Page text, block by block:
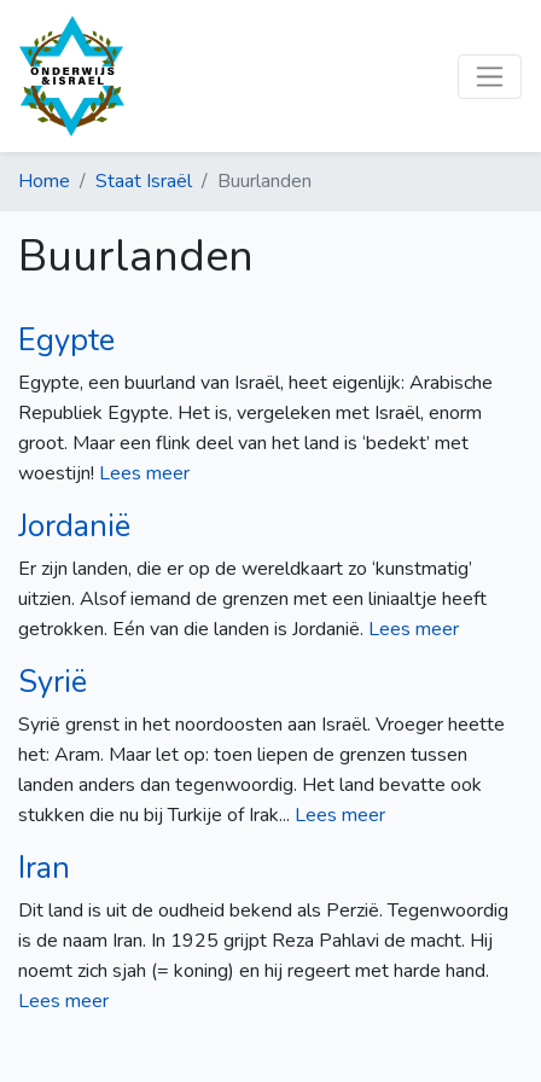
Home Staat Israël Buurlanden
Buurlanden
Egypte
Egypte, een buurland van Israël, heet eigenlijk: Arabische
Republiek Egypte. Het is, vergeleken met Israël, enorm
groot. Maar een flink deel van het land is ‘bedekt’ met
woestijn! Lees meer
Jordanië
Er zijn landen, die er op de wereldkaart zo ‘kunstmatig’
uitzien. Alsof iemand de grenzen met een liniaaltje heeft
getrokken. Eén van die landen is Jordanië. Lees meer
Syrië
Syrië grenst in het noordoosten aan Israël. Vroeger heette
het: Aram. Maar let op: toen liepen de grenzen tussen
landen anders dan tegenwoordig. Het land bevatte ook
stukken die nu bij Turkije of Irak... Lees meer
Iran
Dit land is uit de oudheid bekend als Perzië. Tegenwoordig
is de naam Iran. In 1925 grijpt Reza Pahlavi de macht. Hij
noemt zich sjah (= koning) en hij regeert met harde hand.
Lees meer